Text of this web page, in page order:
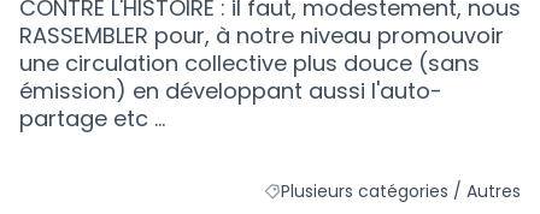
CONTRE L'HISTOIRE : il faut, modestement, nous
RASSEMBLER pour, à notre niveau promouvoir
une circulation collective plus douce (sans
émission) en développant aussi l'auto-
partage etc ...
Filtrer les résultats de la
Plusieurs catégories / Autres